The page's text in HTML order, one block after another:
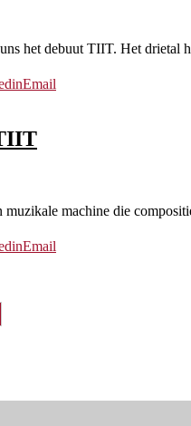
het debuut TIIT. Het drietal
Email
muzikale machine die
Email